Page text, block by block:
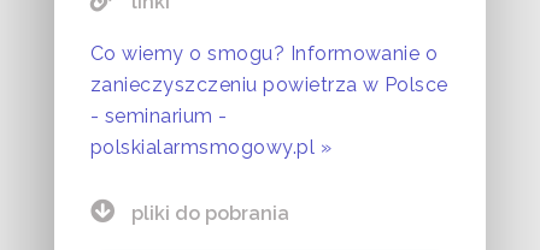
Co wiemy o smogu? Informowanie o
zanieczyszczeniu powietrza w Polsce
- seminarium -
polskialarmsmogowy.pl »
pliki do pobrania